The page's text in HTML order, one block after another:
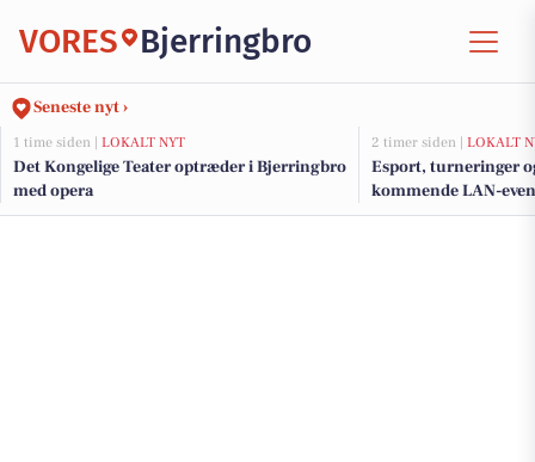
VORES Bjerringbro
Seneste nyt ›
1 time siden | LOKALT NYT
Det Kongelige Teater optræder i Bjerringbro
med opera
2 timer siden | LOKALT
Esport, turneringer
kommende LAN-